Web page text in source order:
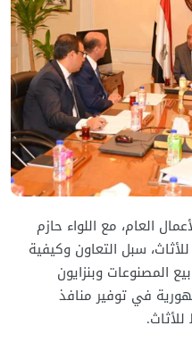
العام، مع اللواء حازم
سبل التعاون وكيفية
المصنوعات وبنزايون
في توفير منافذ